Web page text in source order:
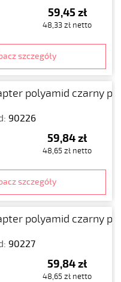
59,45 zł
48,33 zł netto
szczegóły
polyamid czarny
90226
59,84 zł
48,65 zł netto
szczegóły
polyamid czarny
90227
59,84 zł
48,65 zł netto